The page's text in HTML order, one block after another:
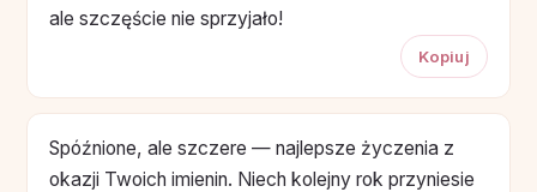
ale szczęście nie sprzyjało!
Kopiuj
Spóźnione, ale szczere — najlepsze życzenia z
okazji Twoich imienin. Niech kolejny rok przyniesie